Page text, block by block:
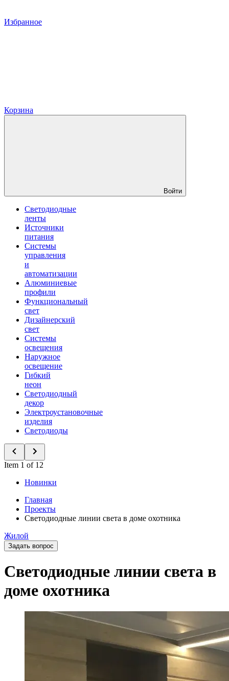
Избранное
Корзина
Войти
Светодиодные
ленты
Источники
питания
Системы
управления
и
автоматизации
Алюминиевые
профили
Функциональный
свет
Дизайнерский
свет
Системы
освещения
Наружное
освещение
Гибкий
неон
Светодиодный
декор
Электроустановочные
изделия
Светодиоды
Item 1 of 12
Новинки
Главная
Проекты
Светодиодные линии света в доме охотника
Жилой
Задать вопрос
Светодиодные линии света в
доме охотника